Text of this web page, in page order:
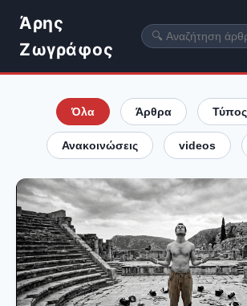
Άρης
Ζωγράφος
Όλα Άρθρα
Ανακοινώσεις videos